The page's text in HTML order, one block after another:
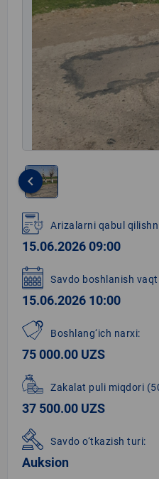
1
of
1
keyboard_arrow_left
Arizalarni qabul
15.06.2026 09:00
Savdo boshlanish
15.06.2026 10:00
Boshlang‘ich narxi:
75 000.00 UZS
Zakalat puli miqdori
37 500.00 UZS
Savdo o‘tkazish turi:
Auksion